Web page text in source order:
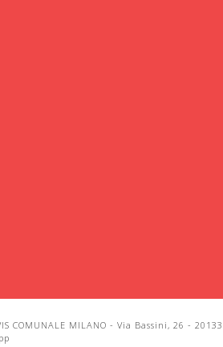
COMUNALE MILANO - Via Bassini, 26 -